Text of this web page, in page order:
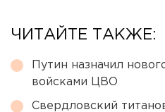
ЧИТАЙТЕ ТАКЖЕ:
Путин назначил
войсками ЦВО
Свердловский